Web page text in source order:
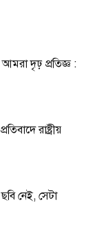
আমরা দৃঢ় প্রতিজ্ঞ :
রাষ্ট্রীয়
নেই, সেটা